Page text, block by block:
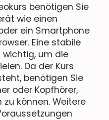
benötigen Sie
wie einen
ein Smartphone
Eine stabile
um die
Da der Kurs
benötigen Sie
oder Kopfhörer,
können. Weitere